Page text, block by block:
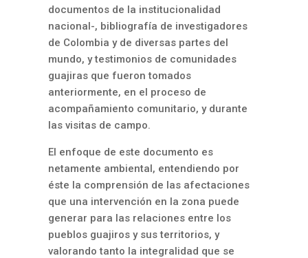
documentos de la institucionalidad
nacional-, bibliografía de investigadores
de Colombia y de diversas partes del
mundo, y testimonios de comunidades
guajiras que fueron tomados
anteriormente, en el proceso de
acompañamiento comunitario, y durante
las visitas de campo.
El enfoque de este documento es
netamente ambiental, entendiendo por
éste la comprensión de las afectaciones
que una intervención en la zona puede
generar para las relaciones entre los
pueblos guajiros y sus territorios, y
valorando tanto la integralidad que se